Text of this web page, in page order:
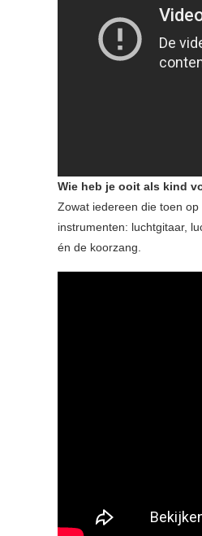
Wie heb je ooit als kind
Zowat iedereen die toen
instrumenten: luchtgitaar,
én de koorzang.